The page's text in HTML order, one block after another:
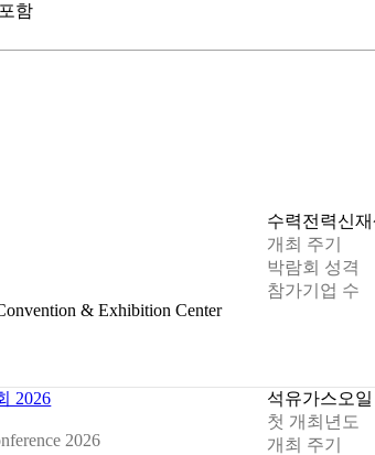
함
& Exhibition Center
수력전력신재
개최 주기
박람회 성격
참가기업 수
2026
2026
석유가스오일
첫 개최년도
개최 주기